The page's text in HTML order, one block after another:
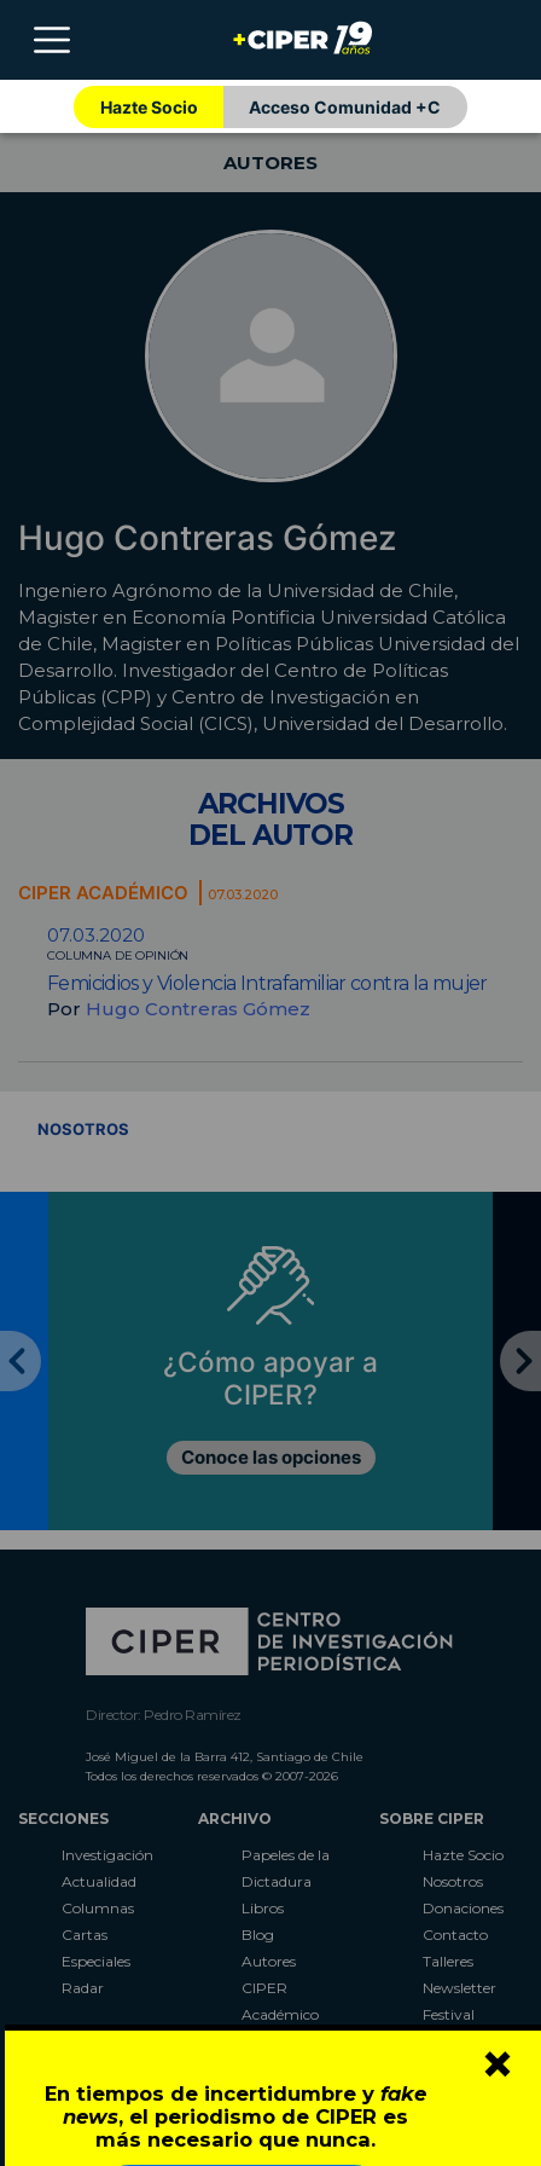
En tiempos de incertidumbre y fake
news, el periodismo de CIPER es
más necesario que nunca.
×
Hazte Socio Acceso Comunidad +C
AUTORES
Hugo Contreras Gómez
Ingeniero Agrónomo de la Universidad de Chile,
Magister en Economía Pontificia Universidad Católica
de Chile, Magister en Políticas Públicas Universidad del
Desarrollo. Investigador del Centro de Políticas
Públicas (CPP) y Centro de Investigación en
Complejidad Social (CICS), Universidad del Desarrollo.
ARCHIVOS
DEL AUTOR
CIPER ACADÉMICO 07.03.2020
07.03.2020
COLUMNA DE OPINIÓN
Femicidios y Violencia Intrafamiliar contra la mujer
Por Hugo Contreras Gómez
NOSOTROS
¿Cómo apoyar a
CIPER?
Conoce las opciones
Director: Pedro Ramírez
José Miguel de la Barra 412, Santiago de Chile
Todos los derechos reservados © 2007-2026
SECCIONES
Investigación
Actualidad
Columnas
Cartas
Especiales
Radar
ARCHIVO
Papeles de la
Dictadura
Libros
Blog
Autores
CIPER
Académico
Al Plebiscito
con CIPER
SOBRE CIPER
Hazte Socio
Nosotros
Donaciones
Contacto
Talleres
Newsletter
Festival